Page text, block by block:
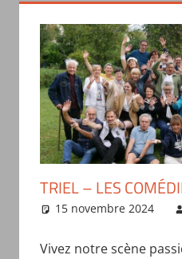
TRIEL – LES
15 novembre 2024
Vivez notre scène